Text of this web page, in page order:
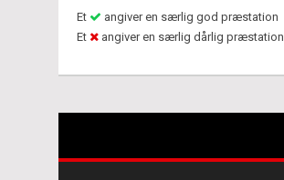
Et
angiver en særlig god præstation
Et
angiver en særlig dårlig præstation